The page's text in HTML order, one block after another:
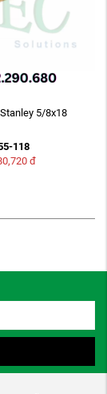
5/8x18
118
đ